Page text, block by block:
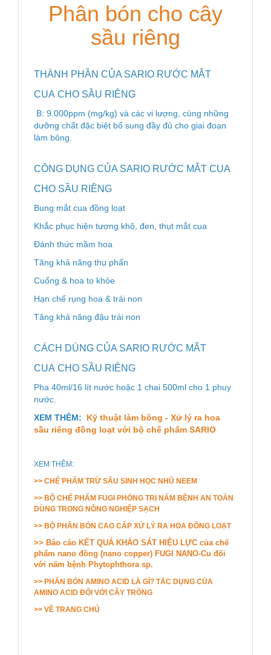
Phân bón cho cây
sầu riêng
THÀNH PHẦN CỦA SARIO RƯỚC MẮT
CUA CHO SẦU RIÊNG
B: 9.000ppm (mg/kg) và các vi lượng, cùng những
dưỡng chất đặc biệt bổ sung đầy đủ cho giai đoạn
làm bông.
CÔNG DỤNG CỦA SARIO RƯỚC MẮT CUA
CHO SẦU RIÊNG
Bung mắt cua đồng loạt
Khắc phục hiện tượng khô, đen, thụt mắt cua
Đánh thức mầm hoa
Tăng khả năng thụ phấn
Cuống & hoa to khỏe
Hạn chế rụng hoa & trái non
Tăng khả năng đậu trái non
CÁCH DÙNG CỦA SARIO RƯỚC MẮT
CUA CHO SẦU RIÊNG
Pha 40ml/16 lít nước hoặc 1 chai 500ml cho 1 phuy
nước
XEM THÊM:
Kỹ thuật làm bông - Xử lý ra hoa
sầu riêng đồng loạt với bộ chế phẩm SARIO
XEM THÊM:
>> CHẾ PHẨM TRỪ SÂU SINH HỌC NHŨ NEEM
>> BỘ CHẾ PHẨM FUGI PHÒNG TRỊ NẤM BỆNH AN TOÀN
DÙNG TRONG NÔNG NGHIỆP SẠCH
>> BỘ PHÂN BÓN CAO CẤP XỬ LÝ RA HOA ĐỒNG LOẠT
>> Báo cáo KẾT QUẢ KHẢO SÁT HIỆU LỰC của chế
phẩm nano đồng (nano copper) FUGI NANO-Cu đối
với nấm bệnh Phytophthora sp.
>> PHÂN BÓN AMINO ACID LÀ GÌ? TÁC DỤNG CỦA
AMINO ACID ĐỐI VỚI CÂY TRỒNG
>> VỀ TRANG CHỦ